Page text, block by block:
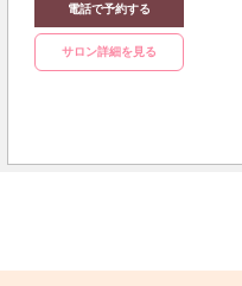
電話で予約する
サロン詳細を見る